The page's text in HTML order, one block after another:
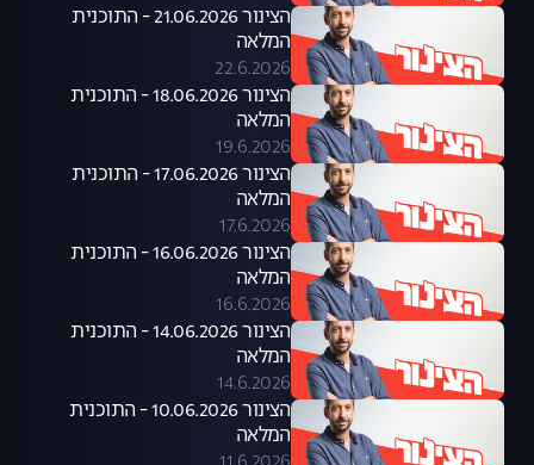
הצינור 21.06.2026 - התוכנית
המלאה
22.6.2026
הצינור 18.06.2026 - התוכנית
המלאה
19.6.2026
הצינור 17.06.2026 - התוכנית
המלאה
17.6.2026
הצינור 16.06.2026 - התוכנית
המלאה
16.6.2026
הצינור 14.06.2026 - התוכנית
המלאה
14.6.2026
הצינור 10.06.2026 - התוכנית
המלאה